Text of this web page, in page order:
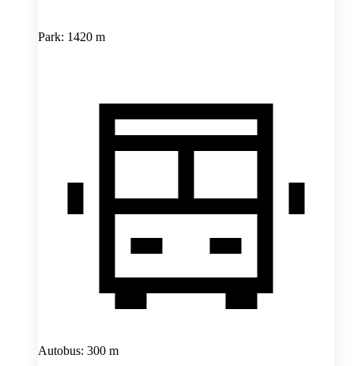
Park: 1420 m
Autobus: 300 m